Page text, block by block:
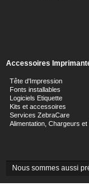
Accessoires
Tête d'Impression
Fonts installables
Logiciels Etiquette
Kits et accessoires
Services ZebraCare
Alimentation, Chargeurs et
Nous sommes aussi